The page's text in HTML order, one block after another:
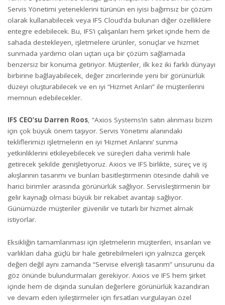
Servis Yönetimi yeteneklerini türünün en iyisi bağımsız bir çözüm
olarak kullanabilecek veya IFS Cloud’da bulunan diğer özelliklere
entegre edebilecek. Bu, IFS’i çalışanları hem şirket içinde hem de
sahada destekleyen, işletmelere ürünler, sonuçlar ve hizmet
sunmada yardımcı olan uçtan uça bir çözüm sağlamada
benzersiz bir konuma getiriyor. Müşteriler, ilk kez iki farklı dünyayı
birbirine bağlayabilecek, değer zincirlerinde yeni bir görünürlük
düzeyi oluşturabilecek ve en iyi “Hizmet Anları” ile müşterilerini
memnun edebilecekler.
IFS CEO’su Darren Roos, “Axios Systems’in satın alınması bizim
için çok büyük önem taşıyor. Servis Yönetimi alanındaki
tekliflerimizi işletmelerin en iyi ‘Hizmet Anlarını’ sunma
yetkinliklerini etkileyebilecek ve süreçleri daha verimli hale
getirecek şekilde genişletiyoruz. Axios ve IFS birlikte, süreç ve iş
akışlarının tasarımı ve bunları basitleştirmenin ötesinde dahili ve
harici birimler arasında görünürlük sağlıyor. Servisleştirmenin bir
gelir kaynağı olması büyük bir rekabet avantajı sağlıyor.
Günümüzde müşteriler güvenilir ve tutarlı bir hizmet almak
istiyorlar.
Eksikliğin tamamlanması için işletmelerin müşterileri, insanları ve
varlıkları daha güçlü bir hale getirebilmeleri için yalnızca gerçek
değeri değil aynı zamanda “Servise elverişli tasarım” unsurunu da
göz önünde bulundurmaları gerekiyor. Axios ve IFS hem şirket
içinde hem de dışında sunulan değerlere görünürlük kazandıran
ve devam eden iyileştirmeler için fırsatları vurgulayan özel